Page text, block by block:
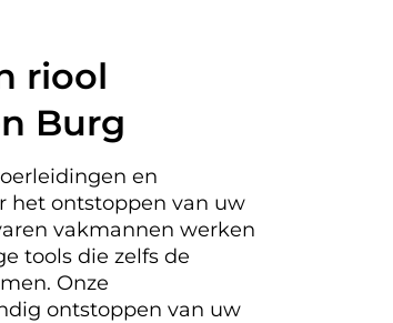
riool
Burg
en
het ontstoppen van uw
vakmannen werken
tools die zelfs de
Onze
ontstoppen van uw